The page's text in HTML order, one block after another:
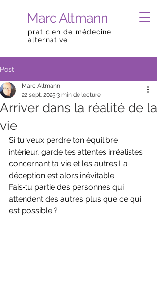
Marc Altmann
praticien de médecine
alternative
Post
Arriver dans la réalité de la
vie
Marc Altmann
22 sept. 2025 3 min de lecture
Si tu veux perdre ton équilibre
intérieur, garde tes attentes irréalistes
concernant ta vie et les autres.La
déception est alors inévitable.
Fais‑tu partie des personnes qui
attendent des autres plus que ce qui
est possible ?